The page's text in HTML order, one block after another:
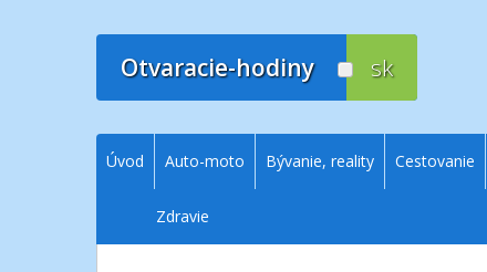
Otvaracie-hodiny sk
Úvod Auto-moto Bývanie, reality Cestovanie
Zdravie